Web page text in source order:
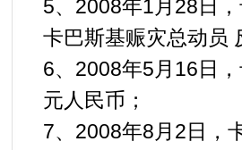
5、2008年1月28日
卡巴斯基赈灾总动员
6、2008年5月16日
元人民币；
7、2008年8月2日，